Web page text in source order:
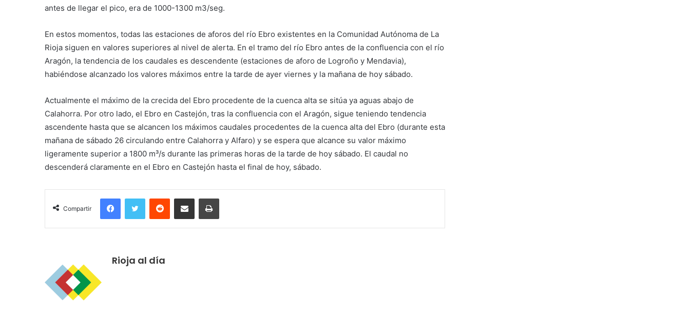
antes de llegar el pico, era de 1000-1300 m3/seg.
En estos momentos, todas las estaciones de aforos del río Ebro existentes en la Comunidad Autónoma de La
Rioja siguen en valores superiores al nivel de alerta. En el tramo del río Ebro antes de la confluencia con el río
Aragón, la tendencia de los caudales es descendente (estaciones de aforo de Logroño y Mendavia),
habiéndose alcanzado los valores máximos entre la tarde de ayer viernes y la mañana de hoy sábado.
Actualmente el máximo de la crecida del Ebro procedente de la cuenca alta se sitúa ya aguas abajo de
Calahorra. Por otro lado, el Ebro en Castejón, tras la confluencia con el Aragón, sigue teniendo tendencia
ascendente hasta que se alcancen los máximos caudales procedentes de la cuenca alta del Ebro (durante esta
mañana de sábado 26 circulando entre Calahorra y Alfaro) y se espera que alcance su valor máximo
ligeramente superior a 1800 m³/s durante las primeras horas de la tarde de hoy sábado. El caudal no
descenderá claramente en el Ebro en Castejón hasta el final de hoy, sábado.
Compartir
Rioja al día